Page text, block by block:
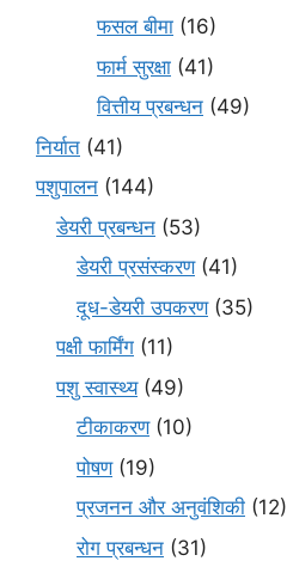
फसल बीमा (16)
फार्म सुरक्षा (41)
वित्तीय प्रबन्धन (49)
निर्यात (41)
पशुपालन (144)
डेयरी प्रबन्धन (53)
डेयरी प्रसंस्करण(41)
दूध-डेयरी उपकरण(35)
पक्षी फार्मिंग (11)
पशु स्वास्थ्य(49)
टीकाकरण(10)
पोषण(19)
प्रजनन और अनुवंशिकी (12)
रोग प्रबन्धन (31)